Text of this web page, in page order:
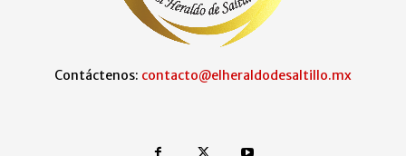
Contáctenos: contacto@elheraldodesaltillo.mx